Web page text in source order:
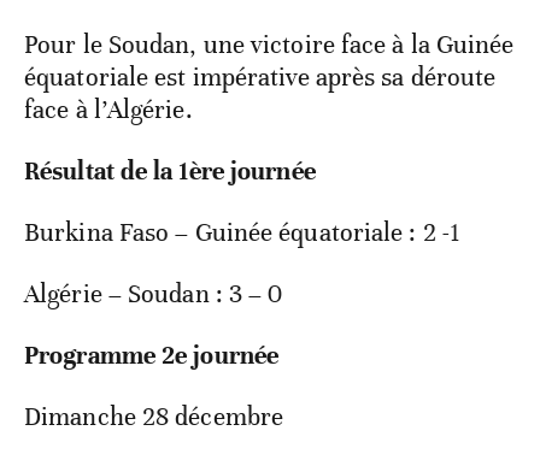
Pour le Soudan, une victoire face à la Guinée
équatoriale est impérative après sa déroute
face à l’Algérie.
Résultat de la 1èrejournée
Burkina Faso – Guinée équatoriale : 2 -1
Algérie – Soudan : 3 – 0
Programme 2ejournée
Dimanche 28 décembre